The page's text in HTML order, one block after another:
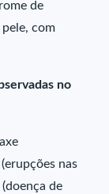
de
com
no
nas
de